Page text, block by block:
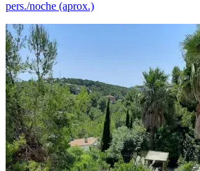
pers./noche (aprox.)